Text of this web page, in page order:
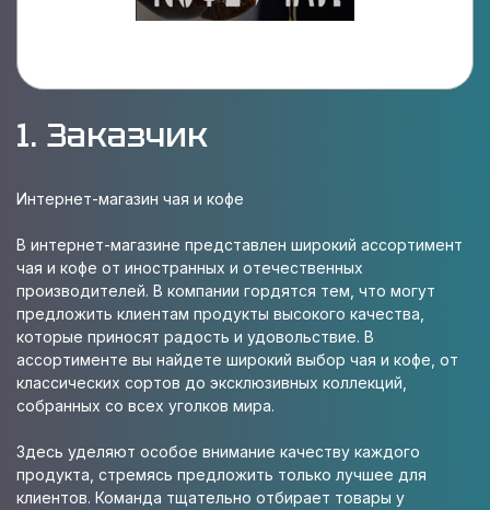
1. Заказчик
Интернет-магазин чая и кофе
В интернет-магазине представлен широкий ассортимент
чая и кофе от иностранных и отечественных
производителей. В компании гордятся тем, что могут
предложить клиентам продукты высокого качества,
которые приносят радость и удовольствие. В
ассортименте вы найдете широкий выбор чая и кофе, от
классических сортов до эксклюзивных коллекций,
собранных со всех уголков мира.
Здесь уделяют особое внимание качеству каждого
продукта, стремясь предложить только лучшее для
клиентов. Команда тщательно отбирает товары у